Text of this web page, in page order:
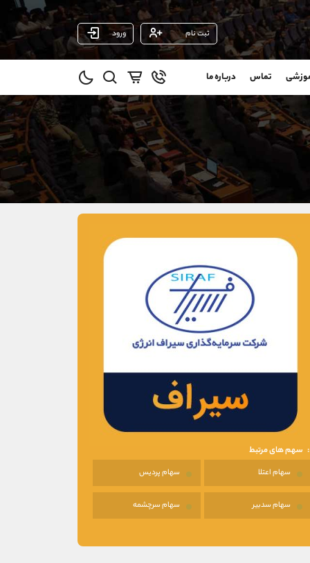
ثبت نام ورود
تماس درباره ما
سهم های مرتبط
سهام اعتلا سهام پردیس
سهام سدبیر سهام سرچشمه
(فائزه تهرانی)
09101364784
واتساپ شروع گفتگو
تلگرام @Armteam_admin_104
021-22021030
90001030
@alireza.mehrabii
@alirezamehrabi_com
@alirezamehrabi_official